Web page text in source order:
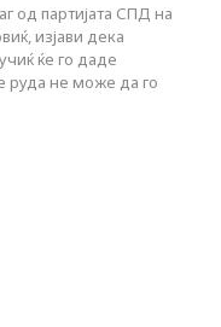
од партијата СПД на
изјави дека
ќе го даде
руда не може да го